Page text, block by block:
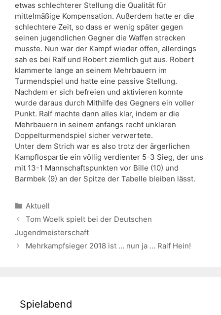
etwas schlechterer Stellung die Qualität für
mittelmäßige Kompensation. Außerdem hatte er die
schlechtere Zeit, so dass er wenig später gegen
seinen jugendlichen Gegner die Waffen strecken
musste. Nun war der Kampf wieder offen, allerdings
sah es bei Ralf und Robert ziemlich gut aus. Robert
klammerte lange an seinem Mehrbauern im
Turmendspiel und hatte eine passive Stellung.
Nachdem er sich befreien und aktivieren konnte
wurde daraus durch Mithilfe des Gegners ein voller
Punkt. Ralf machte dann alles klar, indem er die
Mehrbauern in seinem anfangs recht unklaren
Doppelturmendspiel sicher verwertete.
Unter dem Strich war es also trotz der ärgerlichen
Kampflospartie ein völlig verdienter 5-3 Sieg, der uns
mit 13-1 Mannschaftspunkten vor Bille (10) und
Barmbek (9) an der Spitze der Tabelle bleiben lässt.
Kategorien
Aktuell
Tom Woelk spielt bei der Deutschen
Jugendmeisterschaft
Mehrkampfsieger 2018 ist … nun ja … Ralf Hein!
Spielabend